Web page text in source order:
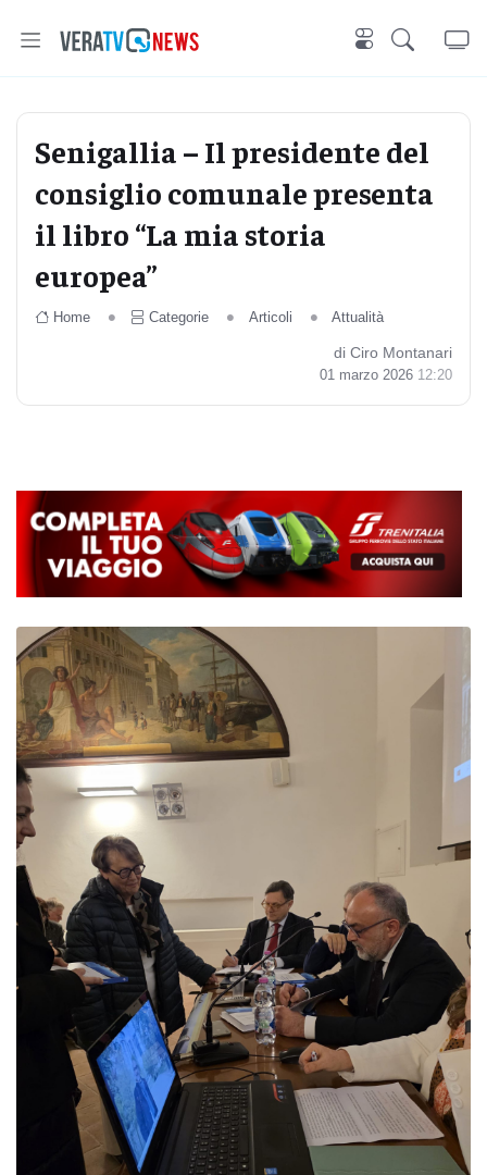
Senigallia – Il presidente del
consiglio comunale presenta
il libro “La mia storia
europea”
Home Categorie Articoli Attualità
di Ciro Montanari
01 marzo 2026 12:20